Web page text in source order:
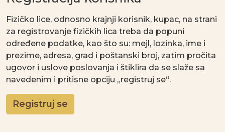
Registruj se
Registracija PG
Registracija poljoprivrednih gazdinstava: Vlasnik,
odnosno nosilac PG, treba da popuni određene
podatke kao što su: mejl, lozinka, ime i prezime,